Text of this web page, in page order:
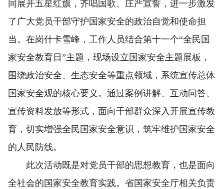
同展开五星红旗，齐唱国歌、庄严宣誓，进一步激发
了广大党员干部守护国家安全的政治自觉和使命担
当。在岗什卡雪峰，工作人员结合第十一个“全民国
家安全教育日”主题，现场设立国家安全主题展板，
围绕政治安全、生态安全等重点领域，系统宣传总体
国家安全观的核心要义。通过案例讲解、互动问答、
宣传资料发放等形式，面向干部群众深入开展宣传教
育，切实增强全民国家安全意识，筑牢维护国家安全
的人民防线。
此次活动既是对党员干部的思想教育，也是面向
全社会的国家安全教育实践。省国家安全厅相关负责